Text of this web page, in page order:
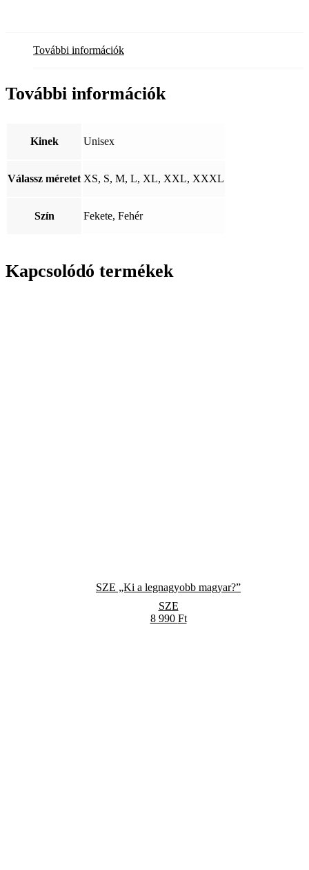
További információk
További információk
Kinek Unisex
Válassz méretet XS, S, M, L, XL, XXL, XXXL
Szín Fekete, Fehér
Kapcsolódó termékek
SZE „Ki a legnagyobb magyar?”
SZE
8 990 Ft